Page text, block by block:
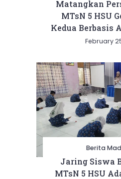
Matangkan
MTsN 5 HSU
Kedua Berbasis
February
Berita
Jaring Siswa
MTsN 5 HSU